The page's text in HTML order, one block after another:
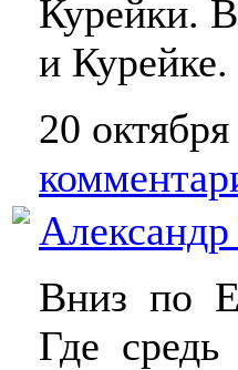
Курейки.
и Курейке.
20
Вниз по
Где